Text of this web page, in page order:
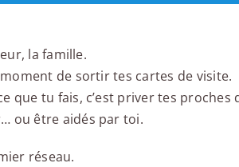
la famille.
de sortir tes cartes de visite.
que tu fais, c’est priver tes proches
ou être aidés par toi.
réseau.